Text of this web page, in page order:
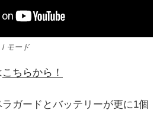
モード
こちらから！
ガードとバッテリーが更に1個